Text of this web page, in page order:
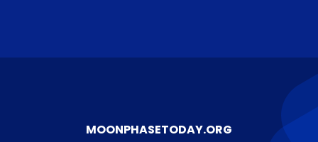
MOONPHASETODAY.ORG